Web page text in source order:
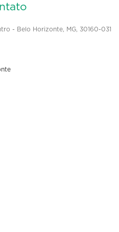
- Belo Horizonte, MG, 30160-031